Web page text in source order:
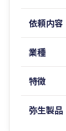
依頼内容
業種
特徴
弥生製品